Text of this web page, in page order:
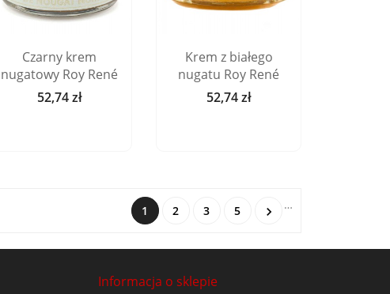
Czarny krem
nugatowy Roy René
Cena
52,74 zł
Krem z białego
nugatu Roy René
Cena
52,74 zł
1 2 3 …
5 
Informacja o sklepie